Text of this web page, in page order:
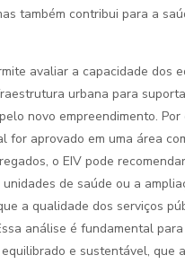
também contribui para a
avaliar a capacidade dos
urbana para
novo empreendimento. Por
for aprovado em uma área
o EIV pode
de saúde ou a
a qualidade dos serviços
análise é fundamental
e sustentável, que